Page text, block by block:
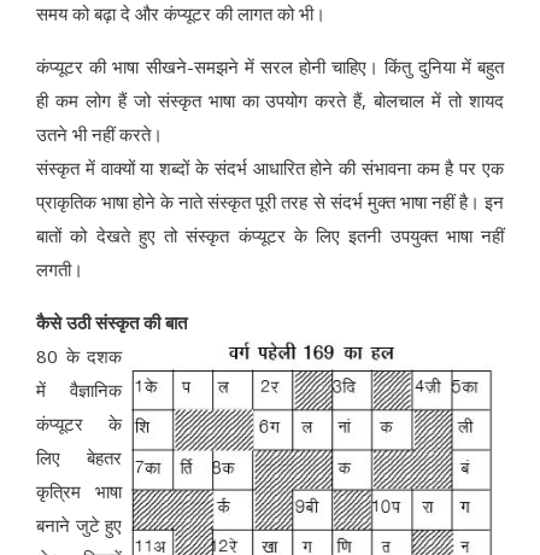
समय को बढ़ा दे और कंप्यूटर की लागत को भी।
कंप्यूटर की भाषा सीखने-समझने में सरल होनी चाहिए। किंतु दुनिया में बहुत
ही कम लोग हैं जो संस्कृत भाषा का उपयोग करते हैं, बोलचाल में तो शायद
उतने भी नहीं करते।
संस्कृत में वाक्यों या शब्दों के संदर्भ आधारित होने की संभावना कम है पर एक
प्राकृतिक भाषा होने के नाते संस्कृत पूरी तरह से संदर्भ मुक्त भाषा नहीं है। इन
बातों को देखते हुए तो संस्कृत कंप्यूटर के लिए इतनी उपयुक्त भाषा नहीं
लगती।
कैसे उठी संस्कृत की बात
80 के दशक
में वैज्ञानिक
कंप्यूटर के
लिए बेहतर
कृत्रिम भाषा
बनाने जुटे हुए